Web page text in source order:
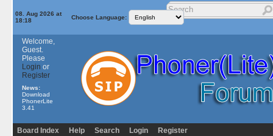
08. Aug 2026 at
18:18
Choose Language:
Welcome,
Guest.
Please
Login or
Register
News:
Download
PhonerLite
3.41
Board Index Help Search Login Register